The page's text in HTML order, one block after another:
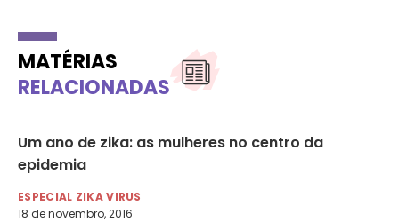
MATÉRIAS
RELACIONADAS
Um ano de zika: as mulheres no centro da
epidemia
ESPECIAL ZIKA VIRUS
18 de novembro, 2016